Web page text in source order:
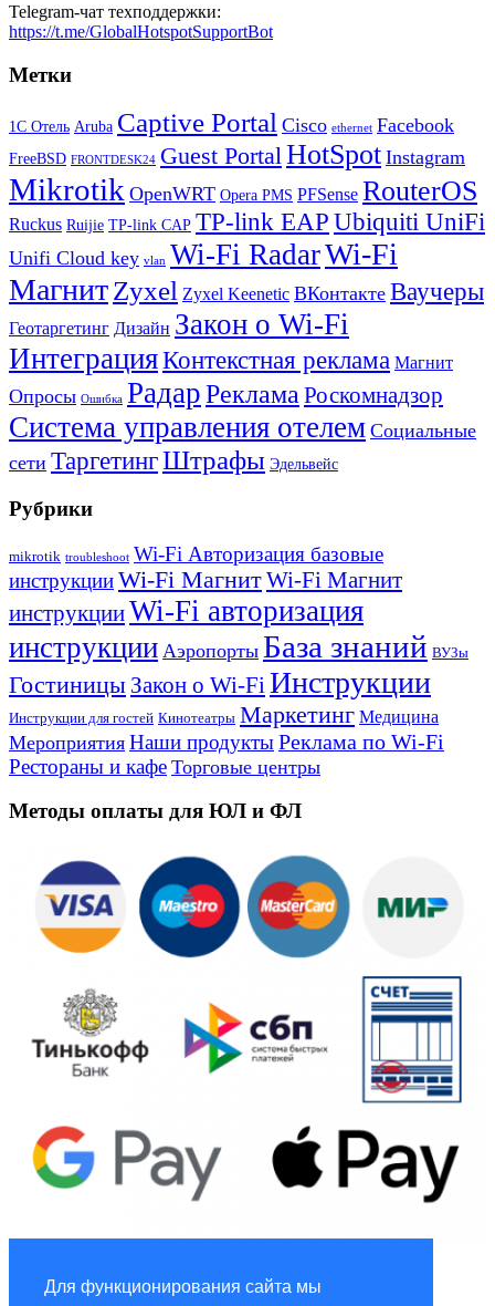
Для функционирования сайта мы
Telegram-чат техподдержки:
https://t.me/GlobalHotspotSupportBot
Метки
1С Отель Aruba Captive Portal Cisco ethernet Facebook
FreeBSD FRONTDESK24 Guest PortalHotSpot Instagram
Mikrotik OpenWRT Opera PMS PFSense RouterOS
Ruckus Ruijie TP-link CAP TP-link EAP Ubiquiti UniFi
Unifi Cloud key vlan Wi-Fi RadarWi-Fi
МагнитZyxel Zyxel Keenetic ВКонтакте Ваучеры
Геотаргетинг Дизайн Закон о Wi-Fi
ИнтеграцияКонтекстная реклама Магнит
Опросы Ошибка РадарРеклама Роскомнадзор
Система управления отелем Социальные
сети ТаргетингШтрафы Эдельвейс
Рубрики
mikrotik troubleshoot Wi-Fi Авторизация базовые
инструкцииWi-Fi МагнитWi-Fi Магнит
инструкцииWi-Fi авторизация
инструкции Аэропорты База знаний ВУЗы
Гостиницы Закон о Wi-Fi Инструкции
Инструкции для гостей Кинотеатры Маркетинг Медицина
Мероприятия Наши продуктыРеклама по Wi-Fi
Рестораны и кафе Торговые центры
Методы оплаты для ЮЛ и ФЛ
Global Marketing